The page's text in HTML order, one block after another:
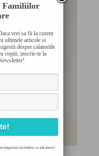
Familiilor
vrei sa fii la curent
ultimele articole si
despre calatoriile
copiii, inscrie-te la
impartasi niciodata cu altcineva!